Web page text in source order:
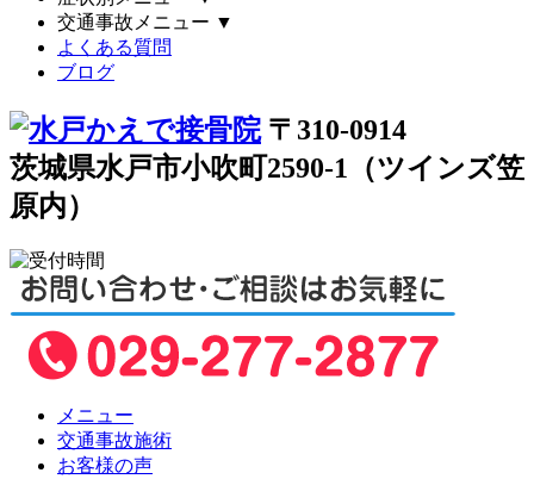
交通事故メニュー ▼
よくある質問
ブログ
〒310-0914
茨城県水戸市小吹町2590-1（ツインズ笠
原内）
メニュー
交通事故施術
お客様の声